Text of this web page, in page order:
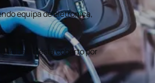
equipa de eletronica,
trabalho está coberto por